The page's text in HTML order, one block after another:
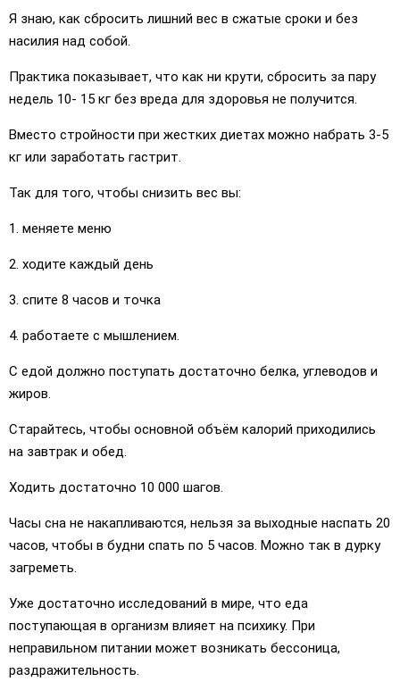
Я знаю, как сбросить лишний вес в сжатые сроки и без
насилия над собой.
Практика показывает, что как ни крути, сбросить за пару
недель 10- 15 кг без вреда для здоровья не получится.
Вместо стройности при жестких диетах можно набрать 3-5
кг или заработать гастрит.
Так для того, чтобы снизить вес вы:
1. меняете меню
2. ходите каждый день
3. спите 8 часов и точка
4. работаете с мышлением.
С едой должно поступать достаточно белка, углеводов и
жиров.
Старайтесь, чтобы основной объём калорий приходились
на завтрак и обед.
Ходить достаточно 10 000 шагов.
Часы сна не накапливаются, нельзя за выходные наспать 20
часов, чтобы в будни спать по 5 часов. Можно так в дурку
загреметь.
Уже достаточно исследований в мире, что еда
поступающая в организм влияет на психику. При
неправильном питании может возникать бессоница,
раздражительность.